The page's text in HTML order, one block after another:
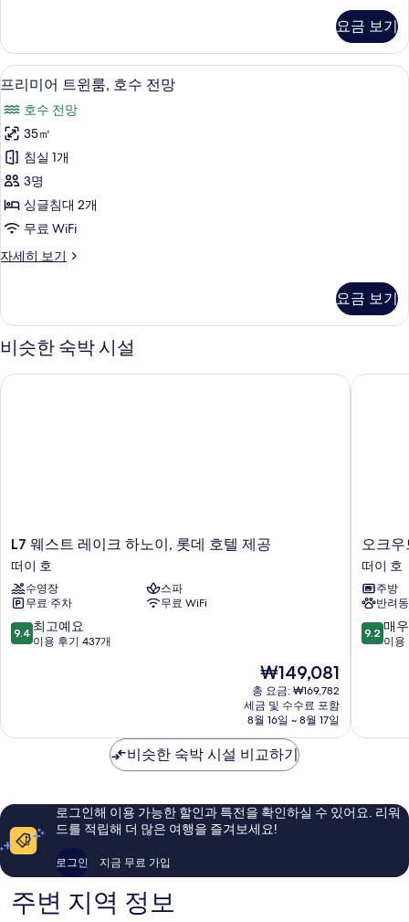
망
사
진
모
두
보
기
더
블
룸,
수
전
망
자
세
히
보
기
요금 보기
프
미
어
트
윈
룸,
호
수
망
사
진
모
프리미어 트윈룸, 호수 전망 | 미니바,
2
프리미어 트윈룸, 호수 전망
호수 전망
35㎡
침실 1개
3명
싱글침대 2개
무료 WiFi
자세히 보기
프
트
룸,
수
요금 보기
비슷한 숙박 시설
L7
웨
스
트
레
이
크
호
떠
호
L7 웨스트 레이크 하노이, 롯데 호텔 제공
떠이 호
수영장
스파
무료 주차
무료 WiFi
10
점
최
이
후
기
9.4 최고예요
이용 후기 437개
현
재
요
금
₩149,081
₩149,081
총 요금: ₩169,782
세금 및 수수료 포함
8월 16일 ~ 8월 17일
L7 웨스트 레이크 하노이, 롯데 호텔 제공
오
크
우
드
레
지
던
이
오크
떠이 호
주방
반려
10
점
매
해
요,
9.2 매
이용
오크우
비슷한 숙박 시설 비교하기
로그인해 이용 가능한 할인과 특전을 확인하실 수 있어요. 리워
드를 적립해 더 많은 여행을 즐겨보세요!
로그인 지금 무료 가입
주변 지역 정보